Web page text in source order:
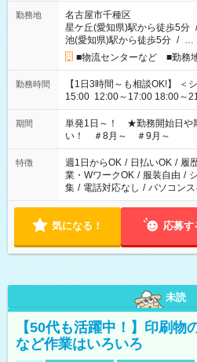
勤務地
名古屋市千種区
星ケ丘(愛知県)駅から徒歩5分
池(愛知県)駅から徒歩5分 / …
■物流センターなど ■勤務
勤務時間
【1日3時間～も相談OK!】 ＜シフト例＞ 9:00～12:00 10:00～
15:00 12:00～17:00 18:00～21:00 など こちら
お気軽にご相談ください！
期間
単発1日～！ ★勤務開始日や
い！ ＃8月～ ＃9月～
特徴 週1日からOK / 日払いOK / 履
業・WワークOK / 服装自由 /
集 / 電話対応なし / パソコン
気になる！ 応募す
未読
【50代も活躍中！】印刷物
など作業はいろいろ